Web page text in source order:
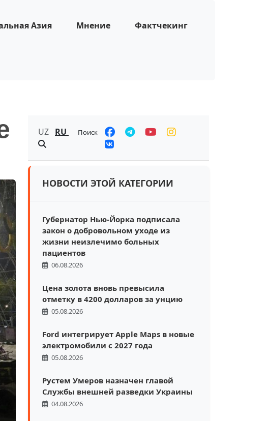
Азия Мнение Фактчекинг
UZ RU Поиск
НОВОСТИ ЭТОЙ КАТЕГОРИИ
Губернатор Нью-Йорка подписала
закон о добровольном уходе из
жизни неизлечимо больных
пациентов
06.08.2026
Цена золота вновь превысила
отметку в 4200 долларов за унцию
05.08.2026
Ford интегрирует Apple Maps в новые
электромобили с 2027 года
05.08.2026
Рустем Умеров назначен главой
Службы внешней разведки Украины
04.08.2026